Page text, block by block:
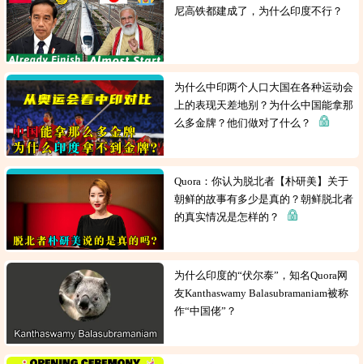
尼高铁都建成了，为什么印度不行？
为什么中印两个人口大国在各种运动会
上的表现天差地别？为什么中国能拿那
么多金牌？他们做对了什么？
Quora：你认为脱北者【朴研美】关于
朝鲜的故事有多少是真的？朝鲜脱北者
的真实情况是怎样的？
为什么印度的“伏尔泰”，知名Quora网
友Kanthaswamy Balasubramaniam被称
作“中国佬”？